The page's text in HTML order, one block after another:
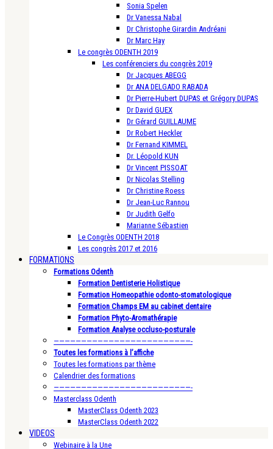
Sonia Spelen
Dr Vanessa Nabal
Dr Christophe Girardin Andréani
Dr Marc Hay
Le congrès ODENTH 2019
Les conférenciers du congrès 2019
Dr Jacques ABEGG
Dr ANA DELGADO RABADA
Dr Pierre-Hubert DUPAS et Grégory DUPAS
Dr David GUEX
Dr Gérard GUILLAUME
Dr Robert Heckler
Dr Fernand KIMMEL
Dr. Léopold KUN
Dr Vincent PISSOAT
Dr Nicolas Stelling
Dr Christine Roess
Dr Jean-Luc Rannou
Dr Judith Gelfo
Marianne Sébastien
Le Congrès ODENTH 2018
Les congrès 2017 et 2016
FORMATIONS
Formations Odenth
Formation Dentisterie Holistique
Formation Homeopathie odonto-stomatologique
Formation Champs EM au cabinet dentaire
Formation Phyto-Aromathérapie
Formation Analyse occluso-posturale
—————————————————————————-
Toutes les formations à l’affiche
Toutes les formations par thème
Calendrier des formations
—————————————————————————-
Masterclass Odenth
MasterClass Odenth 2023
MasterClass Odenth 2022
VIDEOS
Webinaire à la Une